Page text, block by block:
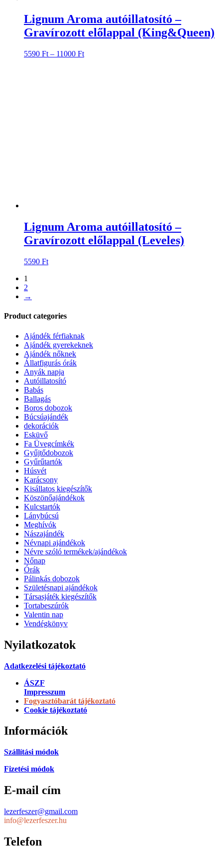
Lignum Aroma autóillatosító –
Gravírozott előlappal (King&Queen)
5590 Ft – 11000 FtÁrtartomány:
Lignum Aroma autóillatosító –
Gravírozott előlappal (Leveles)
5590 Ft
1
2
→
Product categories
Ajándék férfiaknak
Ajándék gyerekeknek
Ajándék nőknek
Állatfigurás órák
Anyák napja
Autóillatosító
Babás
Ballagás
Boros dobozok
Búcsúajándék
dekorációk
Esküvő
Fa Üvegcímkék
Gyűjtődobozok
Gyűrűtartók
Húsvét
Karácsony
Kisállatos kiegészítők
Köszönőajándékok
Kulcstartók
Lánybúcsú
Meghívók
Nászajándék
Névnapi ajándékok
Névre szóló termékek/ajándékok
Nőnap
Órák
Pálinkás dobozok
Születésnapi ajándékok
Társasjáték kiegészítők
Tortabeszúrók
Valentin nap
Vendégkönyv
Nyilatkozatok
Adatkezelési tájékoztató
ÁSZF
Impresszum
Fogyasztóbarát tájékoztató
Cookie tájékoztató
Információk
Szállítási módok
Fizetési módok
E-mail cím
lezerfeszer@gmail.com
info@lezerfeszer.hu
Telefon